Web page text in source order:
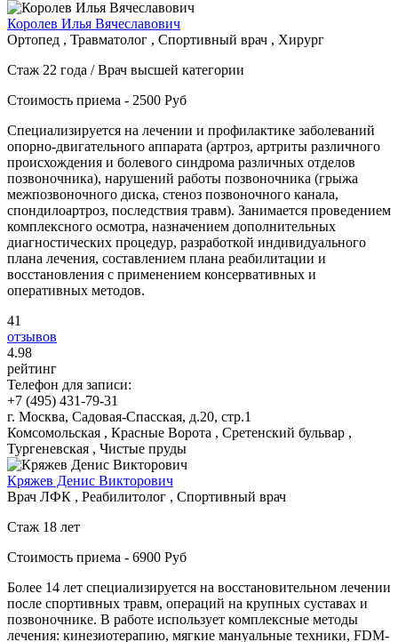
Королев Илья Вячеславович
Ортопед , Травматолог , Спортивный врач , Хирург
Стаж 22 года / Врач высшей категории
Стоимость приема - 2500 Руб
Специализируется на лечении и профилактике заболеваний
опорно-двигательного аппарата (артроз, артриты различного
происхождения и болевого синдрома различных отделов
позвоночника), нарушений работы позвоночника (грыжа
межпозвоночного диска, стеноз позвоночного канала,
спондилоартроз, последствия травм). Занимается проведением
комплексного осмотра, назначением дополнительных
диагностических процедур, разработкой индивидуального
плана лечения, составлением плана реабилитации и
восстановления с применением консервативных и
оперативных методов.
41
отзывов
4.98
рейтинг
Телефон для записи:
+7 (495) 431-79-31
г. Москва, Садовая-Спасская, д.20, стр.1
Комсомольская , Красные Ворота , Сретенский бульвар ,
Тургеневская , Чистые пруды
Кряжев Денис Викторович
Врач ЛФК , Реабилитолог , Спортивный врач
Стаж 18 лет
Стоимость приема - 6900 Руб
Более 14 лет специализируется на восстановительном лечении
после спортивных травм, операций на крупных суставах и
позвоночнике. В работе использует комплексные методы
лечения: кинезиотерапию, мягкие мануальные техники, FDM-